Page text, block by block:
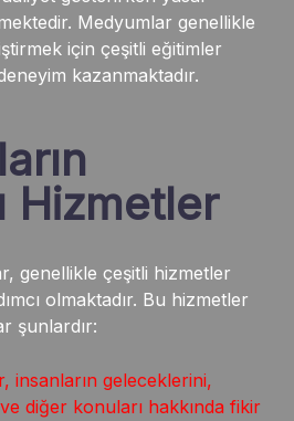
Medyumlar genellikle
için çeşitli eğitimler
kazanmaktadır.
Hizmetler
genellikle çeşitli hizmetler
olmaktadır. Bu hizmetler
şunlardır:
insanların geleceklerini,
diğer konuları hakkında fikir